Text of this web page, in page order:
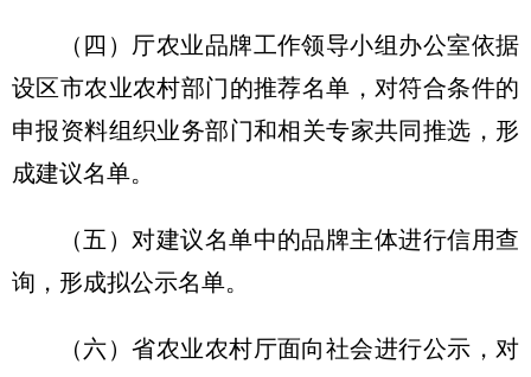
（四）厅农业品牌工作领导小组办公室依据
设区市农业农村部门的推荐名单，对符合条件的
申报资料组织业务部门和相关专家共同推选，形
成建议名单。
（五）对建议名单中的品牌主体进行信用查
询，形成拟公示名单。
（六）省农业农村厅面向社会进行公示，对